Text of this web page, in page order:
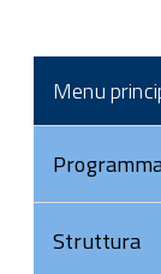
Menu
Struttura